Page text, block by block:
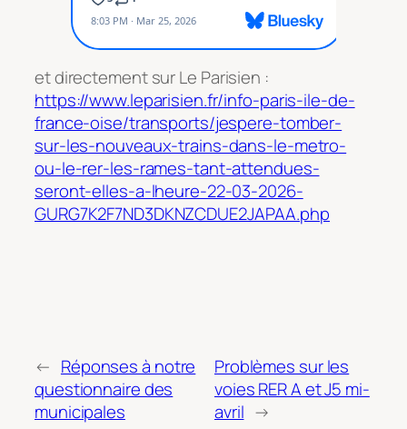
et directement surLe Parisien :
https://www.leparisien.fr/info-paris-ile-de-
france-oise/transports/jespere-tomber-
sur-les-nouveaux-trains-dans-le-metro-
ou-le-rer-les-rames-tant-attendues-
seront-elles-a-lheure-22-03-2026-
GURG7K2F7ND3DKNZCDUE2JAPAA.php
← Réponses à notre
questionnaire des
municipales
Problèmes sur les
voies RER A et J5 mi-
avril →